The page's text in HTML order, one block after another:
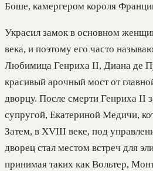
Боше, камергером короля
Украсил замок в основном
века, и поэтому его часто
Любимица Генриха II, Диана де
красивый арочный мост от
дворцу. После смерти Генриха II
супругой, Екатериной Медичи,
Затем, в XVIII веке, под
дворец стал местом встреч для
принимая таких как Вольтер,